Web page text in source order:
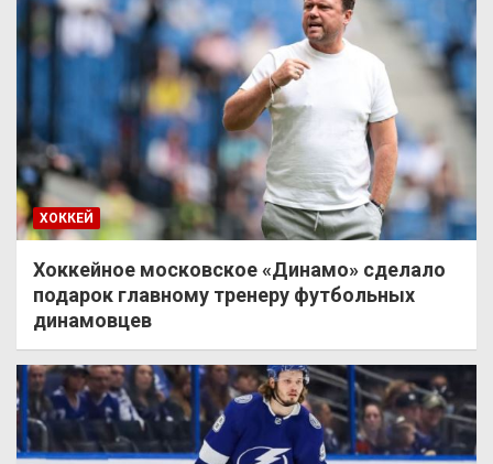
ХОККЕЙ
Хоккейное московское «Динамо» сделало
подарок главному тренеру футбольных
динамовцев